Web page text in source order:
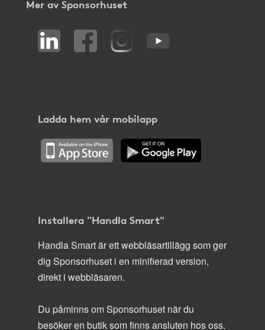
Mer av Sponsorhuset
Ladda hem vår mobilapp
Installera "Handla Smart"
Handla Smart är ett webbläsartillägg som ger
dig Sponsorhuset i en minifierad version,
direkt i webbläsaren.
Du påminns om Sponsorhuset när du
besöker en butik som finns ansluten hos oss.